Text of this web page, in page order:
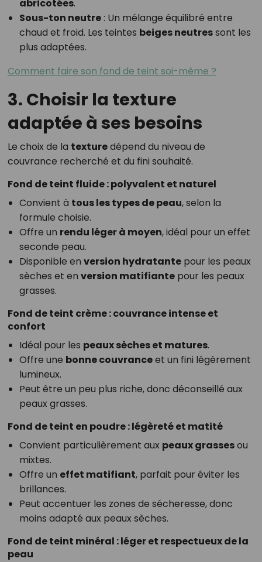
abricotées.
Sous-ton neutre: Un mélange équilibré entre
chaud et froid. Les teintes beiges neutressont les
plus adaptées.
Comment faire son fond de teint soi-même ?
3. Choisir la texture
adaptée à ses besoins
Le choix de la texturedépend du niveau de
couvrance recherché et du fini souhaité.
Fond de teint fluide : polyvalent et naturel
Convient à tous les types de peau, selon la
formule choisie.
Offre un rendu léger à moyen, idéal pour un effet
seconde peau.
Disponible en version hydratantepour les peaux
sèches et en version matifiantepour les peaux
grasses.
Fond de teint crème : couvrance intense et
confort
Idéal pour les peaux sèches et matures.
Offre une bonne couvranceet un fini légèrement
lumineux.
Peut être un peu plus riche, donc déconseillé aux
peaux grasses.
Fond de teint en poudre : légèreté et matité
Convient particulièrement aux peaux grassesou
mixtes.
Offre un effet matifiant, parfait pour éviter les
brillances.
Peut accentuer les zones de sécheresse, donc
moins adapté aux peaux sèches.
Fond de teint minéral : léger et respectueux de la
peau